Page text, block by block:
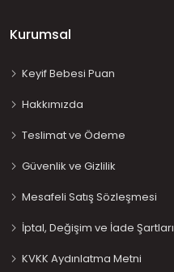
Kurumsal
Keyif Bebesi Puan
Hakkımızda
Teslimat ve Ödeme
Güvenlik ve Gizlilik
Mesafeli Satış Sözleşmesi
İptal, Değişim ve İade Şartları
KVKK Aydınlatma Metni